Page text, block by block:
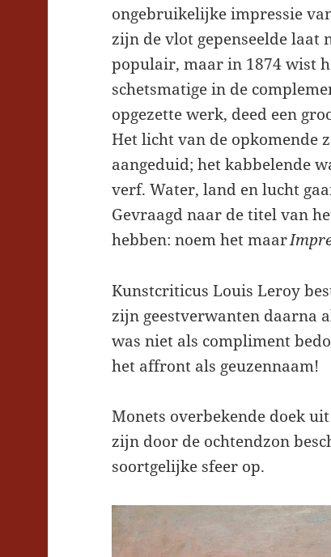
ongebruikelijke impressie
zijn de vlot gepenseelde laat
populair, maar in 1874 wist
schetsmatige in de
opgezette werk, deed een
Het licht van de opkomende
aangeduid; het kabbelende
verf. Water, land en lucht
Gevraagd naar de titel van
hebben: noem het maar
Kunstcriticus Louis Leroy
zijn geestverwanten daarna
was niet als compliment
het affront als geuzennaam!
Monets overbekende doek
zijn door de ochtendzon
soortgelijke sfeer op.